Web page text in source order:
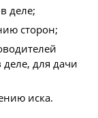
деле;
сторон;
для дачи
иска.